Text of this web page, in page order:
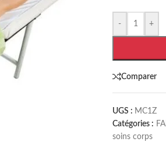
- +
Comparer
UGS : MC1Z
Catégories :
soins corps